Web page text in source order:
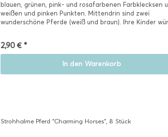
blauen, grünen, pink- und rosafarbenen Farbklecksen
weißen und pinken Punkten. Mittendrin sind zwei
wunderschöne Pferde (weiß und braun). Ihre Kinder
2,90 € *
In den Warenkorb
Strohhalme Pferd "Charming Horses", 8 Stück